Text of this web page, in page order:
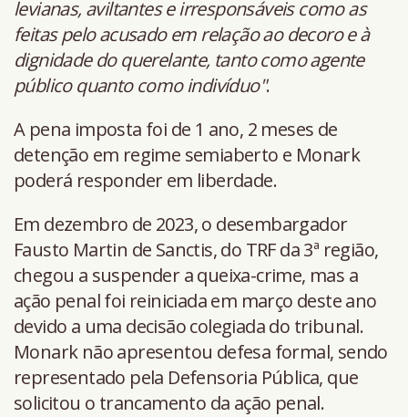
levianas, aviltantes e irresponsáveis como as
feitas pelo acusado em relação ao decoro e à
dignidade do querelante, tanto como agente
público quanto como indivíduo".
A pena imposta foi de 1 ano, 2 meses de
detenção em regime semiaberto e Monark
poderá responder em liberdade.
Em dezembro de 2023, o desembargador
Fausto Martin de Sanctis, do TRF da 3ª região,
chegou a suspender a queixa-crime, mas a
ação penal foi reiniciada em março deste ano
devido a uma decisão colegiada do tribunal.
Monark não apresentou defesa formal, sendo
representado pela Defensoria Pública, que
solicitou o trancamento da ação penal.